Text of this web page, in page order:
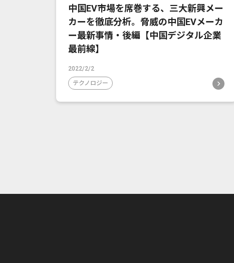
中国EV市場を席巻する、三大新興メー
カーを徹底分析。脅威の中国EVメーカ
ー最新事情・後編【中国デジタル企業
最前線】
2022/2/2
テクノロジー